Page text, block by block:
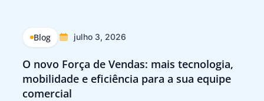
Blog julho 3, 2026
O novo Força de Vendas: mais tecnologia,
mobilidade e eficiência para a sua equipe
comercial